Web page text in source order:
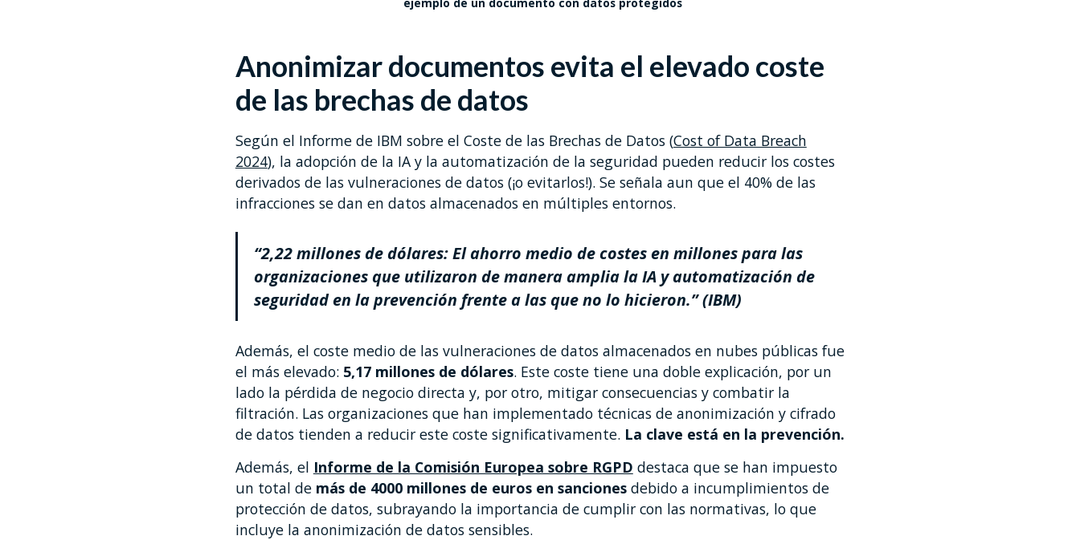
ejemplo de un documento con datos protegidos
Anonimizar documentos evita el elevado coste
de las brechas de datos
Según el Informe de IBM sobre el Coste de las Brechas de Datos (Cost of Data Breach
2024), la adopción de la IA y la automatización de la seguridad pueden reducir los costes
derivados de las vulneraciones de datos (¡o evitarlos!). Se señala aun que el 40% de las
infracciones se dan en datos almacenados en múltiples entornos.
“2,22 millones de dólares: El ahorro medio de costes en millones para las
organizaciones que utilizaron de manera amplia la IA y automatización de
seguridad en la prevención frente a las que no lo hicieron.” (IBM)
Además, el coste medio de las vulneraciones de datos almacenados en nubes públicas fue
el más elevado: 5,17 millones de dólares. Este coste tiene una doble explicación, por un
lado la pérdida de negocio directa y, por otro, mitigar consecuencias y combatir la
filtración. Las organizaciones que han implementado técnicas de anonimización y cifrado
de datos tienden a reducir este coste significativamente. La clave está en la prevención.
Además, el Informe de la Comisión Europea sobre RGPD destaca que se han impuesto
un total de más de 4000 millones de euros en sancionesdebido a incumplimientos de
protección de datos, subrayando la importancia de cumplir con las normativas, lo que
incluye la anonimización de datos sensibles.